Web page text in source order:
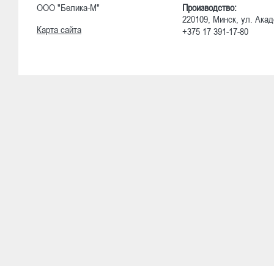
ООО "Белика-М"
Карта сайта
Производство:
220109, Минск, ул.
+375 17 391-17-80